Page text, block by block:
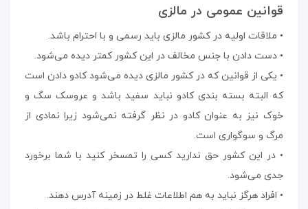
قوانین عمومی در مالزی
• ملاقات اولیه در کشور مالزی باید رسمی و با احترام باشد.
• دست دادن با جنس مخالف در این کشور کمتر دیده می‌شود.
• یکی از قوانین که در کشور مالزی دیده می‌شود کادو دادن است
که البته بسته بندی کادو نباید سفید باشد و عروسک سگ و
خوک نیز به عنوان کادو در نظر گرفته نمی‌شود زیرا نمادی از
مرگ و سوگواری است.
• در این کشور حق ندارید کسی را تمسخر کنید با شما برخورد
جدی می‌شود.
• افراد هرگز نباید به هم اطلاعات غلط در زمینه آدرس دهند.